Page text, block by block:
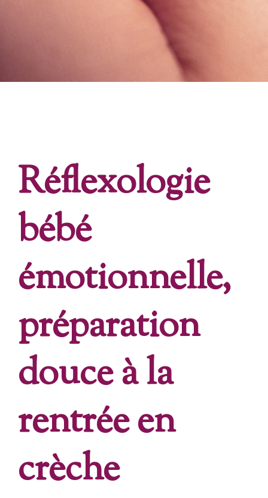
Réflexologie
bébé
émotionnelle,
préparation
douce à la
rentrée en
crèche